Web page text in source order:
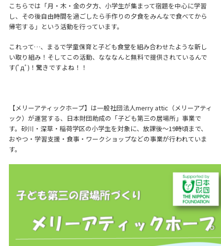
こちらでは「月・木・金の夕方、小学生が集まって宿題を中心に学習
し、その後自由時間を過ごしたら手作りの夕食をみんなで食べてから
帰宅する」という活動を行っています。
これって…、まるで学童保育と子ども食堂を組み合わせたような新し
い取り組み！そしてこの活動、なななんと無料で提供されているんで
す(ﾟдﾟ)！驚きですよね！！
【メリーアティックホープ】は一般社団法人merry attic（メリーアティ
ック）が運営する、日本財団助成の「子ども第三の居場所」事業で
す。砂川・深草・稲荷学区の小学生を対象に、放課後～19時頃まで、
おやつ・学習支援・食事・ワークショップなどの事業が行われていま
す。